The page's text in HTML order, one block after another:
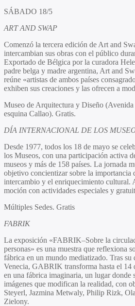
SÁBADO 18/5
ART AND SWAP
Comenzó la tercera edición de Art and
intercambian sus obras con el público
Exportado de Bélgica por la curadora
padre belga y madre argentina, Art and
reúne «artistas de ambos países
exhiben sus creaciones y las ofrecen a
Museo de Arquitectura y Diseño
esquina Callao). Gratis.
DÍA INTERNACIONAL DE LOS
Desde 1977, todos los 18 de mayo se
los Museos, con una participación activa
museos y más de 158 países. La jornada
objetivo concientizar sobre la importancia
intercambio y el enriquecimiento cultural.
moción con actividades especiales y
Múltiples Sedes. Gratis
FABRIK
La exposición «FABRIK–Sobre la
personas» es una muestra que reflexiona
fábrica en un mundo mediatizado. Tras
Venecia, GABRIK transforma hasta el 14
en una fábrica imaginaria, un lugar donde
imágenes que modifican la realidad, con
Steyerl, Jazmina Metwaly, Philip Rizk,
Zielony.